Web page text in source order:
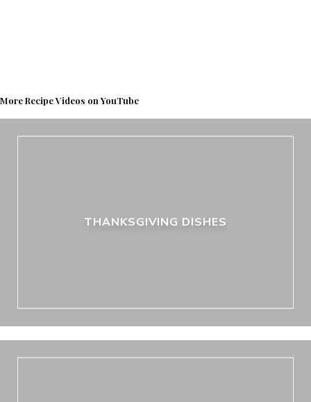
More Recipe Videos on YouTube
THANKSGIVING DISHES